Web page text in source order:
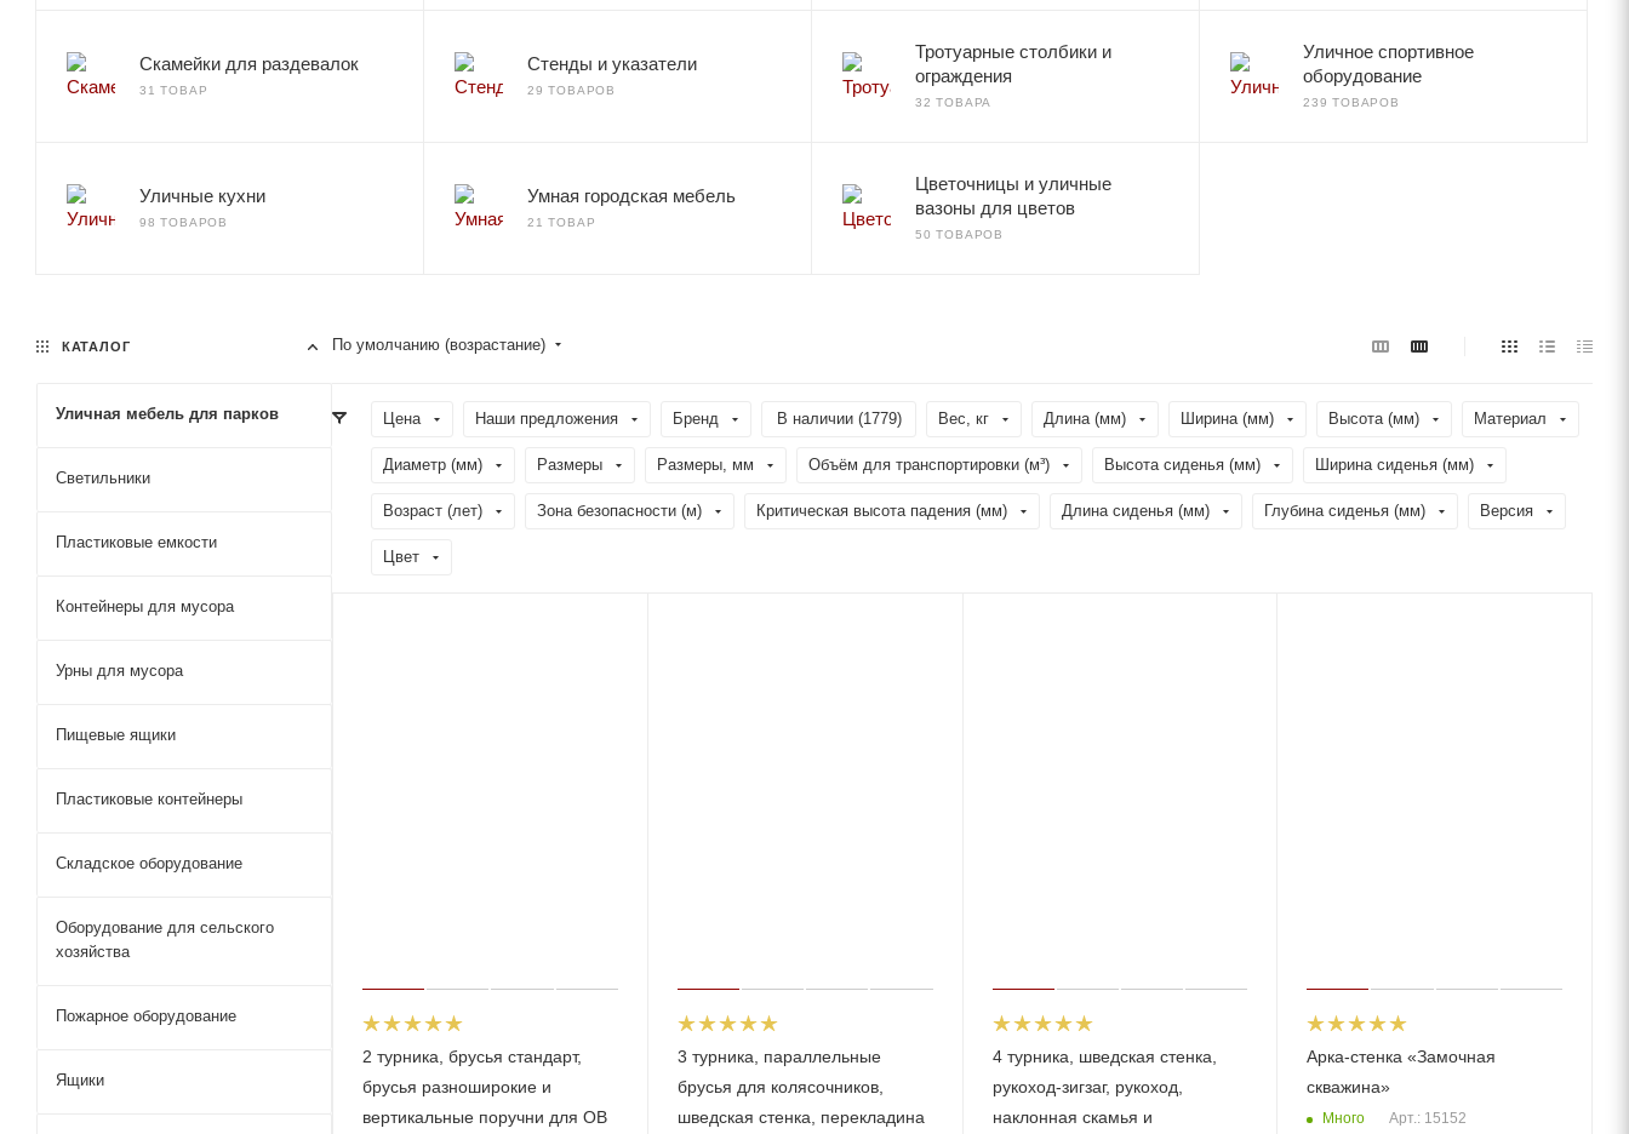
Скамейки для раздевалок
31 ТОВАР
Стенды и указатели
29 ТОВАРОВ
Тротуарные столбики и
ограждения
32 ТОВАРА
Уличное спортивное
оборудование
239 ТОВАРОВ
Уличные кухни
98 ТОВАРОВ
Умная городская мебель
21 ТОВАР
Цветочницы и уличные
вазоны для цветов
50 ТОВАРОВ
По умолчанию (возрастание)
Цена Наши предложения Бренд В наличии (1779) Вес, кг Длина (мм) Ширина (мм) Высота (мм) Материал
Диаметр (мм) Размеры Размеры, мм Объём для транспортировки (м³) Высота сиденья (мм) Ширина сиденья (мм)
Возраст (лет) Зона безопасности (м) Критическая высота падения (мм) Длина сиденья (мм) Глубина сиденья (мм) Версия
Цвет
2 турника, брусья стандарт,
брусья разноширокие и
вертикальные поручни для ОВ
3 турника, параллельные
брусья для колясочников,
шведская стенка, перекладина
4 турника, шведская стенка,
рукоход-зигзаг, рукоход,
наклонная скамья и
Арка-стенка «Замочная
скважина»
Много Арт.: 15152
КАТАЛОГ
Уличная мебель для парков
Светильники
Пластиковые емкости
Контейнеры для мусора
Урны для мусора
Пищевые ящики
Пластиковые контейнеры
Складское оборудование
Оборудование для сельского
хозяйства
Пожарное оборудование
Ящики